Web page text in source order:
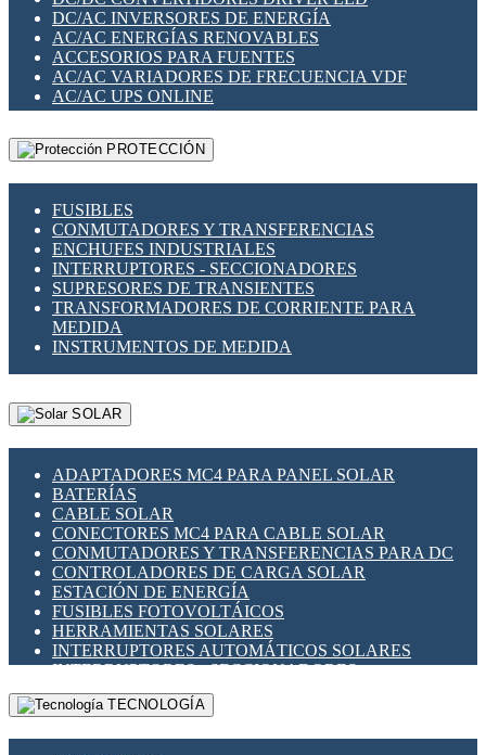
SEGURIDAD PARA REDES
SWITCHES LAN
TELEFONÍA IP (VOIP)
VIGILANCIA IP (CCTV)
MESHTASTIC
DC/AC INVERSORES DE ENERGÍA
AC/AC ENERGÍAS RENOVABLES
ACCESORIOS PARA FUENTES
AC/AC VARIADORES DE FRECUENCIA VDF
AC/AC UPS ONLINE
PROTECCIÓN
FUSIBLES
CONMUTADORES Y TRANSFERENCIAS
ENCHUFES INDUSTRIALES
INTERRUPTORES - SECCIONADORES
SUPRESORES DE TRANSIENTES
TRANSFORMADORES DE CORRIENTE PARA
MEDIDA
INSTRUMENTOS DE MEDIDA
SOLAR
ADAPTADORES MC4 PARA PANEL SOLAR
BATERÍAS
CABLE SOLAR
CONECTORES MC4 PARA CABLE SOLAR
CONMUTADORES Y TRANSFERENCIAS PARA DC
CONTROLADORES DE CARGA SOLAR
ESTACIÓN DE ENERGÍA
FUSIBLES FOTOVOLTÁICOS
HERRAMIENTAS SOLARES
INTERRUPTORES AUTOMÁTICOS SOLARES
INTERRUPTORES - SECCIONADORES
FOTOVOLTÁICOS
MONTAJE PANEL SOLAR
TECNOLOGÍA